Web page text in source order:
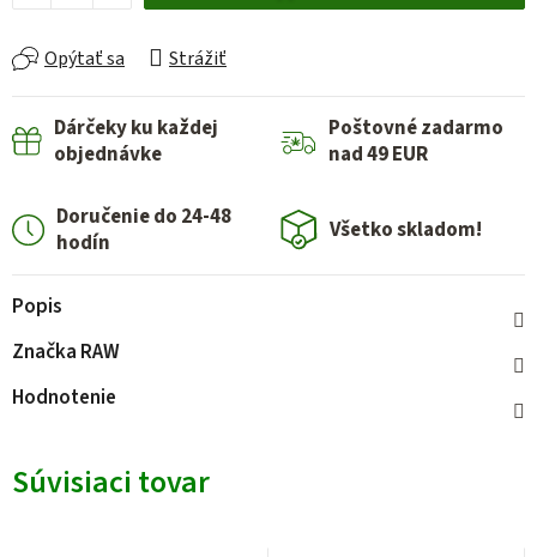
Opýtať sa Strážiť
Dárčeky ku každej
objednávke
Poštovné zadarmo
nad 49 EUR
Doručenie do 24-48
hodín
Všetko skladom!
Popis
Značka RAW
Hodnotenie
Súvisiaci tovar